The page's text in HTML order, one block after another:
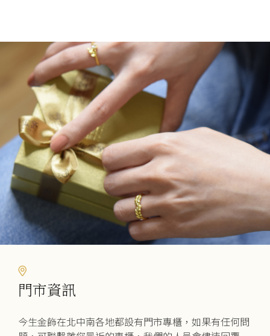
門市資訊
今生金飾在北中南各地都設有門市專櫃，如果有任何問